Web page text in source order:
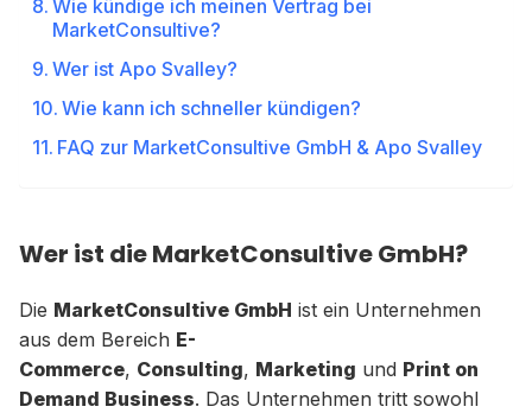
Wie kündige ich meinen Vertrag bei
MarketConsultive?
Wer ist Apo Svalley?
Wie kann ich schneller kündigen?
FAQ zur MarketConsultive GmbH & Apo Svalley
Wer ist die MarketConsultive GmbH?
Die MarketConsultive GmbH ist ein Unternehmen
aus dem Bereich E-
Commerce, Consulting, Marketing und Print on
Demand Business. Das Unternehmen tritt sowohl